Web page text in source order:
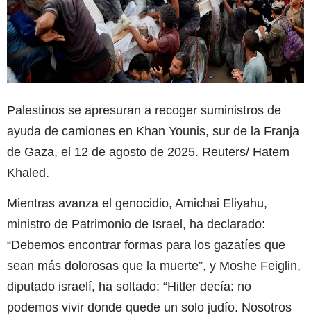
Palestinos se apresuran a recoger suministros de
ayuda de camiones en Khan Younis, sur de la Franja
de Gaza, el 12 de agosto de 2025. Reuters/ Hatem
Khaled.
Mientras avanza el genocidio, Amichai Eliyahu,
ministro de Patrimonio de Israel, ha declarado:
“Debemos encontrar formas para los gazatíes que
sean más dolorosas que la muerte”, y Moshe Feiglin,
diputado israelí, ha soltado: “Hitler decía: no
podemos vivir donde quede un solo judío. Nosotros